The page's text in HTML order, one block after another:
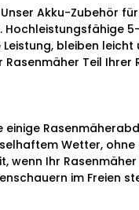
Akku-Zubehör für
bleiben
Teil Ihrer
einige
Wetter,
wenn Ihr
im Freien